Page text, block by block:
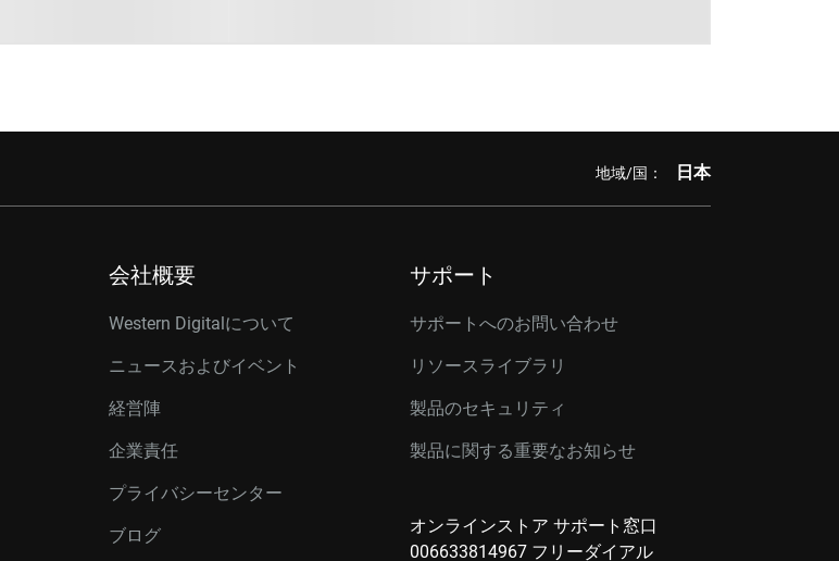
地域/国： 日本
会社概要
Western Digitalについて
ニュースおよびイベント
経営陣
企業責任
プライバシーセンター
ブログ
サポート
サポートへのお問い合わせ
リソースライブラリ
製品のセキュリティ
製品に関する重要なお知らせ
オンラインストア サポート窓口
006633814967 フリーダイアル